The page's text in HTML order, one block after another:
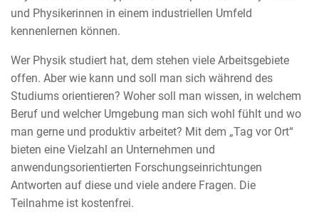
und Physikerinnen in einem industriellen Umfeld
kennenlernen können.
Wer Physik studiert hat, dem stehen viele Arbeitsgebiete
offen. Aber wie kann und soll man sich während des
Studiums orientieren? Woher soll man wissen, in welchem
Beruf und welcher Umgebung man sich wohl fühlt und wo
man gerne und produktiv arbeitet? Mit dem „Tag vor Ort“
bieten eine Vielzahl an Unternehmen und
anwendungsorientierten Forschungseinrichtungen
Antworten auf diese und viele andere Fragen. Die
Teilnahme ist kostenfrei.